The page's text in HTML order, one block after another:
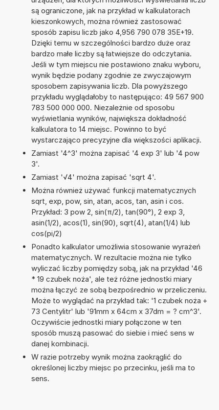
są ograniczone, jak na przykład w kalkulatorach
kieszonkowych, można również zastosować
sposób zapisu liczb jako 4,956 790 078 35E+19.
Dzięki temu w szczególności bardzo duże oraz
bardzo małe liczby są łatwiejsze do odczytania.
Jeśli w tym miejscu nie postawiono znaku wyboru,
wynik będzie podany zgodnie ze zwyczajowym
sposobem zapisywania liczb. Dla powyższego
przykładu wyglądałoby to następująco: 49 567 900
783 500 000 000. Niezależnie od sposobu
wyświetlania wyników, największa dokładność
kalkulatora to 14 miejsc. Powinno to być
wystarczająco precyzyjne dla większości aplikacji.
Zamiast '4^3' można zapisać '4 exp 3' lub '4 pow
3'.
Zamiast '√4' można zapisać 'sqrt 4'.
Można również używać funkcji matematycznych
sqrt, exp, pow, sin, atan, acos, tan, asin i cos.
Przykład: 3 pow 2, sin(π/2), tan(90°), 2 exp 3,
asin(1/2), acos(1), sin(90), sqrt(4), atan(1/4) lub
cos(pi/2)
Ponadto kalkulator umożliwia stosowanie wyrażeń
matematycznych. W rezultacie można nie tylko
wyliczać liczby pomiędzy sobą, jak na przykład '46
* 19 czubek noża', ale też różne jednostki miary
można łączyć ze sobą bezpośrednio w przeliczeniu.
Może to wyglądać na przykład tak: '1 czubek noża +
73 Centylitr' lub '91mm x 64cm x 37dm = ? cm^3'.
Oczywiście jednostki miary połączone w ten
sposób muszą pasować do siebie i mieć sens w
danej kombinacji.
W razie potrzeby wynik można zaokrąglić do
określonej liczby miejsc po przecinku, jeśli ma to
sens.